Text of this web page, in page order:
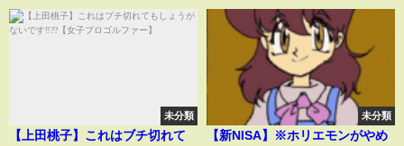
未分類
【上田桃子】これはブチ切れて
未分類
【新NISA】※ホリエモンがやめ